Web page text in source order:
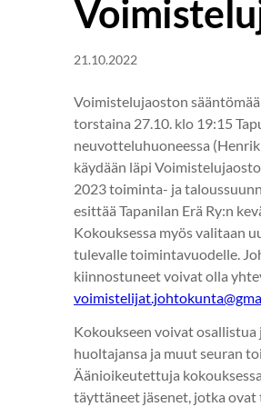
21.10.2022
Voimistelujaoston
torstaina 27.10. klo 19:15
neuvotteluhuoneessa
käydään läpi
2023 toiminta- ja
esittää Tapanilan Erä Ry:n
Kokouksessa myös valitaan
tulevalle toimintavuodelle.
kiinnostuneet voivat olla
Kokoukseen voivat osallistua
huoltajansa ja muut seuran
Äänioikeutettuja
täyttäneet jäsenet, jotka